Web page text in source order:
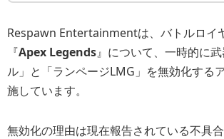
Respawn Entertainmentは、バトルロイ
『Apex Legends』について、一時的に
ル」と「ランページLMG」を無効化する
施しています。
無効化の理由は現在報告されている不具